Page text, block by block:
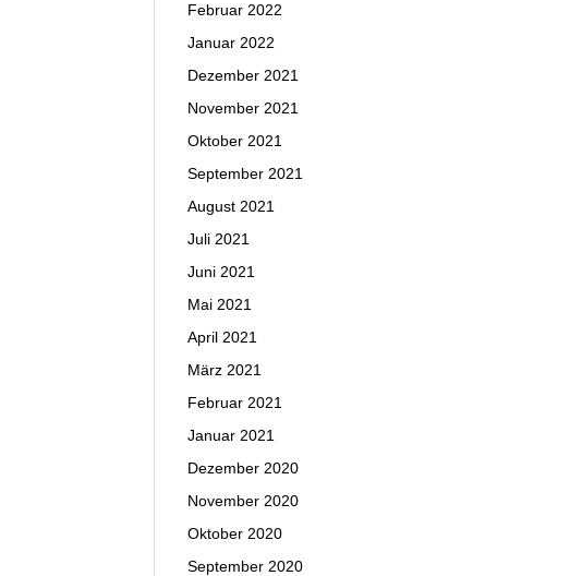
Februar 2022
Januar 2022
Dezember 2021
November 2021
Oktober 2021
September 2021
August 2021
Juli 2021
Juni 2021
Mai 2021
April 2021
März 2021
Februar 2021
Januar 2021
Dezember 2020
November 2020
Oktober 2020
September 2020